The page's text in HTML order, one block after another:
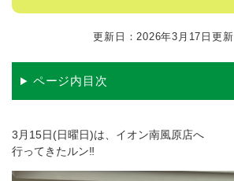
更新日：2026年3月17日更新
ページ内目次
3月15日(日曜日)は、イオン南風原店へ
行ってきたルン‼️